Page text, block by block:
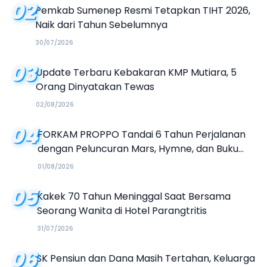
02Pemkab Sumenep Resmi Tetapkan TIHT 2026,
Naik dari Tahun Sebelumnya
30/07/2026
03Update Terbaru Kebakaran KMP Mutiara, 5
Orang Dinyatakan Tewas
02/08/2026
04FORKAM PROPPO Tandai 6 Tahun Perjalanan
dengan Peluncuran Mars, Hymne, dan Buku
Organisasi
01/08/2026
05Kakek 70 Tahun Meninggal Saat Bersama
Seorang Wanita di Hotel Parangtritis
31/07/2026
06SK Pensiun dan Dana Masih Tertahan, Keluarga